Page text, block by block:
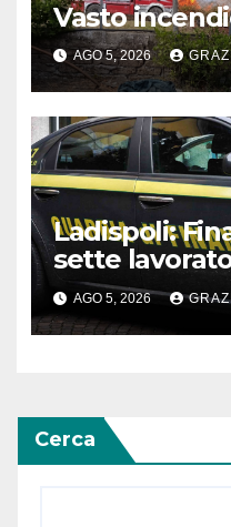
Vasto
AGO 5, 2026
Ladispoli:
sette
AGO 5, 2026
Cerca